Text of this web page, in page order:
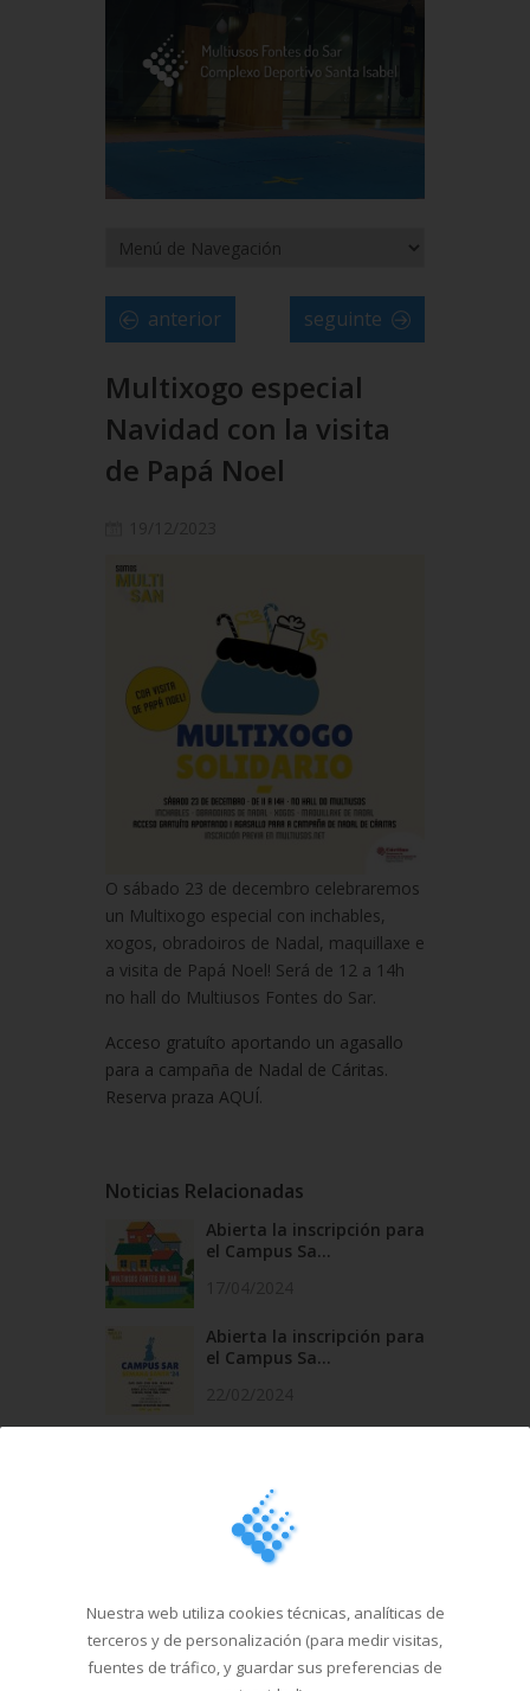
anterior seguinte
Multixogo especial
Navidad con la visita
de Papá Noel
O sábado 23 de decembro celebraremos
un Multixogo especial con inchables,
xogos, obradoiros de Nadal, maquillaxe e
a visita de Papá Noel! Será de 12 a 14h
no hall do Multiusos Fontes do Sar.
Acceso gratuíto aportando un agasallo
para a campaña de Nadal de Cáritas.
Reserva praza AQUÍ.
Noticias Relacionadas
Abierta la inscripción para
el Campus Sa...
Abierta la inscripción para
el Campus Sa...
Esta Navidad vuelve el
Campus Sar...
06/11/2023
Nuestra web utiliza cookies técnicas, analíticas de
terceros y de personalización (para medir visitas,
fuentes de tráfico, y guardar sus preferencias de